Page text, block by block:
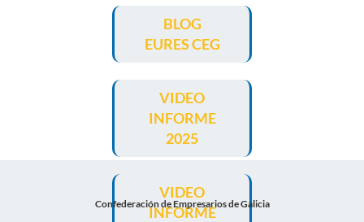
BLOG
EURES CEG
VIDEO
INFORME
2025
VIDEO
INFORME
Confederación de Empresarios de Galicia